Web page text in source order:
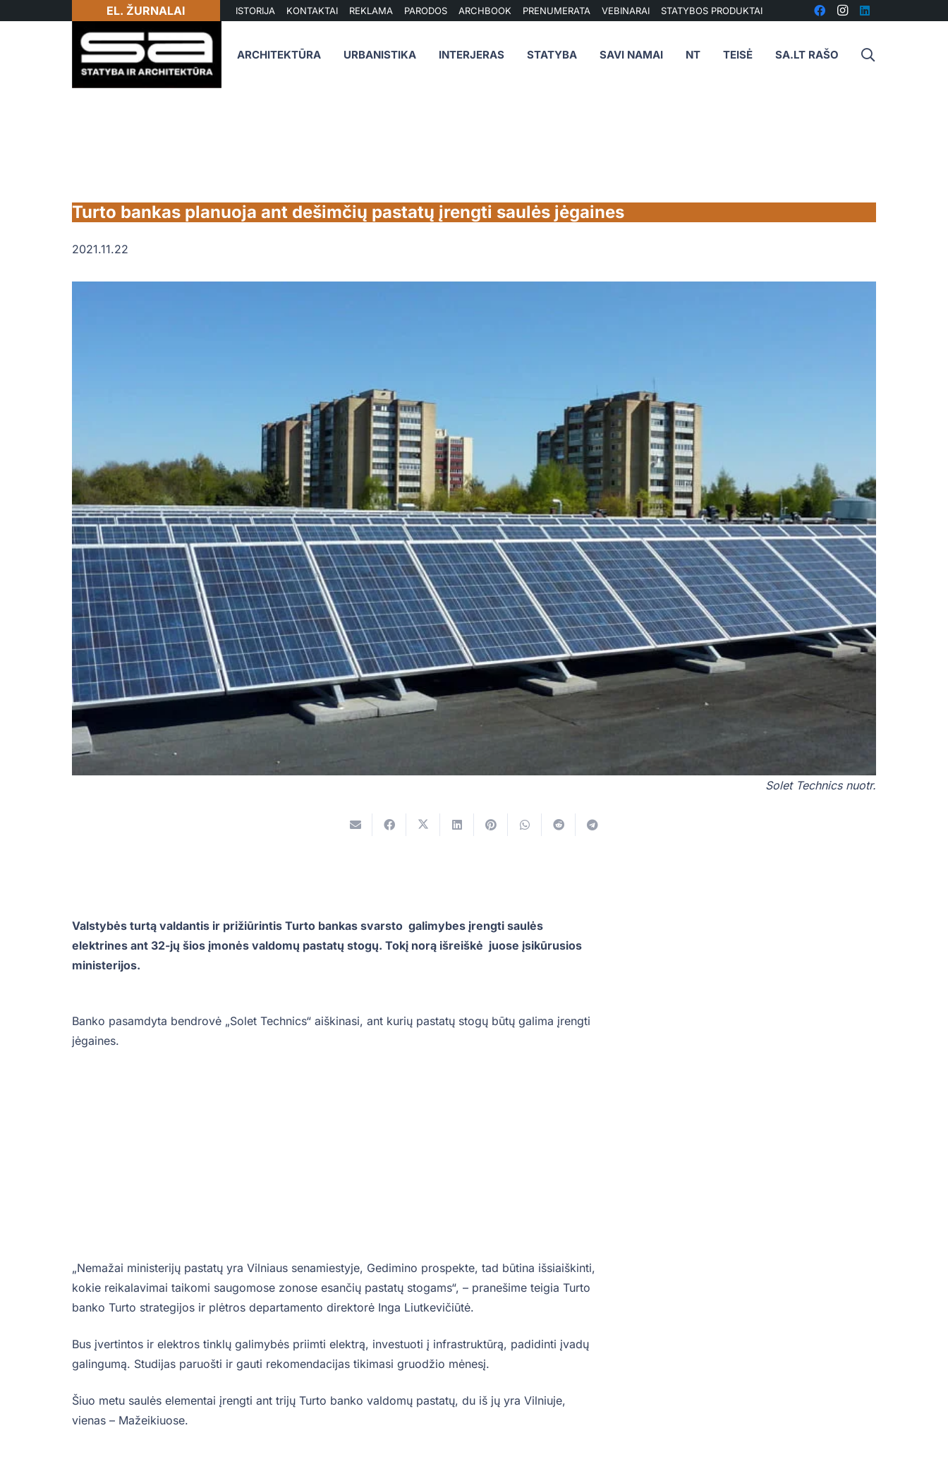
EL. ŽURNALAI ISTORIJA KONTAKTAI REKLAMA PARODOS ARCHBOOK PRENUMERATA VEBINARAI STATYBOS PRODUKTAI
ARCHITEKTŪRA URBANISTIKA INTERJERAS STATYBA SAVI NAMAI NT TEISĖ SA.LT RAŠO
Turto bankas planuoja ant dešimčių pastatų įrengti saulės jėgaines
2021.11.22
Solet Technics nuotr.
Valstybės turtą valdantis ir prižiūrintis Turto bankas svarsto galimybes įrengti saulės
elektrines ant 32-jų šios įmonės valdomų pastatų stogų. Tokį norą išreiškė juose įsikūrusios
ministerijos.
Banko pasamdyta bendrovė „Solet Technics“ aiškinasi, ant kurių pastatų stogų būtų galima įrengti
jėgaines.
„Nemažai ministerijų pastatų yra Vilniaus senamiestyje, Gedimino prospekte, tad būtina išsiaiškinti,
kokie reikalavimai taikomi saugomose zonose esančių pastatų stogams“, – pranešime teigia Turto
banko Turto strategijos ir plėtros departamento direktorė Inga Liutkevičiūtė.
Bus įvertintos ir elektros tinklų galimybės priimti elektrą, investuoti į infrastruktūrą, padidinti įvadų
galingumą. Studijas paruošti ir gauti rekomendacijas tikimasi gruodžio mėnesį.
Šiuo metu saulės elementai įrengti ant trijų Turto banko valdomų pastatų, du iš jų yra Vilniuje,
vienas – Mažeikiuose.